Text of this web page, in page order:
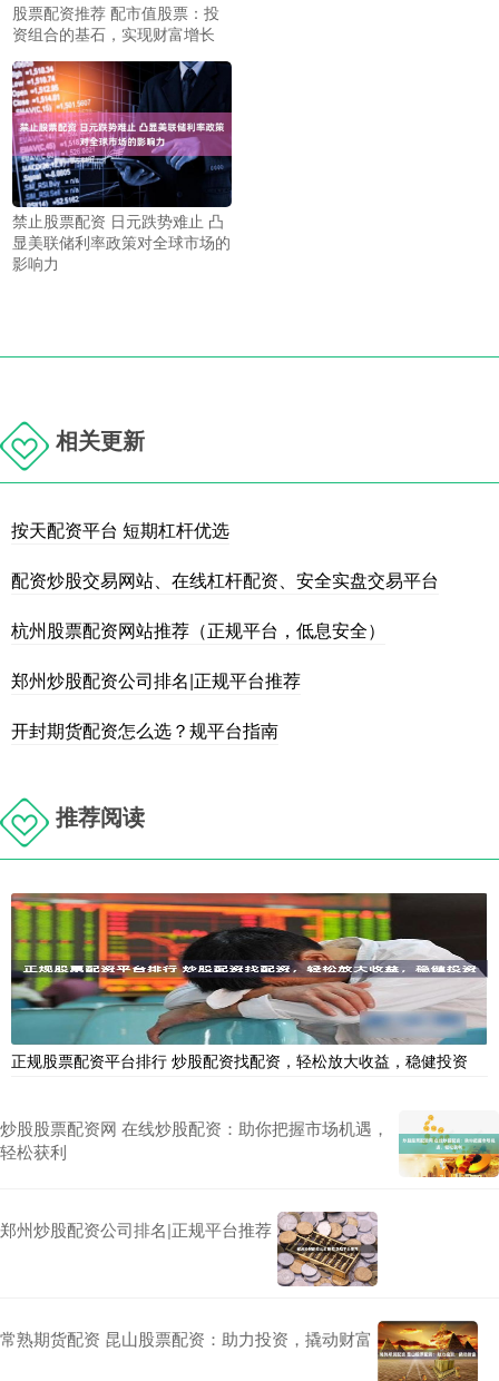
股票配资推荐 配市值股票：投
资组合的基石，实现财富增长
禁止股票配资 日元跌势难止 凸
显美联储利率政策对全球市场的
影响力
相关更新
按天配资平台 短期杠杆优选
配资炒股交易网站、在线杠杆配资、安全实盘交易平台
杭州股票配资网站推荐（正规平台，低息安全）
郑州炒股配资公司排名|正规平台推荐
开封期货配资怎么选？规平台指南
推荐阅读
正规股票配资平台排行 炒股配资找配资，轻松放大收益，稳健投资
炒股股票配资网 在线炒股配资：助你把握市场机遇，
轻松获利
郑州炒股配资公司排名|正规平台推荐
常熟期货配资 昆山股票配资：助力投资，撬动财富